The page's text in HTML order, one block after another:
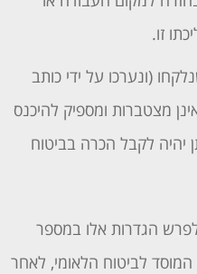
זו.
(ונערכו על ידי כותב
מצטברות ומספיק להיכנס
לקבל הכרה בביטוח
הגדרות אלו במספר
לביטוח הלאומי, לאחר